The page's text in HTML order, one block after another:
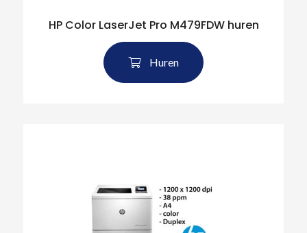
HP Color LaserJet Pro M479FDW huren
Huren